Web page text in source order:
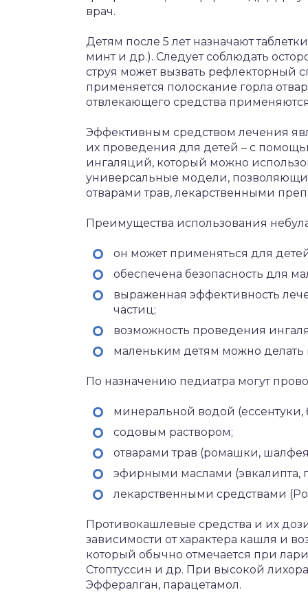
врач.
Детям после 5 лет назначают
минт и др.). Следует соблюдать
струя может вызвать рефлекторный
применяется полоскание горла
отвлекающего средства
Эффективным средством лечения
их проведения для детей – с
ингаляций, который можно
универсальные модели,
отварами трав, лекарственными
Преимущества использования
он может применяться для
обеспечена безопасность для
выраженная эффективность
частиц;
возможность проведения
маленьким детям можно
По назначению педиатра могут
минеральной водой
содовым раствором;
отварами трав (ромашки,
эфирными маслами (эвкалипта,
лекарственными средствами
Противокашлевые средства и их
зависимости от характера кашля и
который обычно отмечается при
Стоптуссин и др. При высокой
Эффералган, парацетамол.